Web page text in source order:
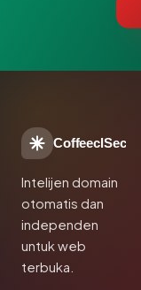
CoffeeclSec
Intelijen domain
otomatis dan
independen
untuk web
terbuka.